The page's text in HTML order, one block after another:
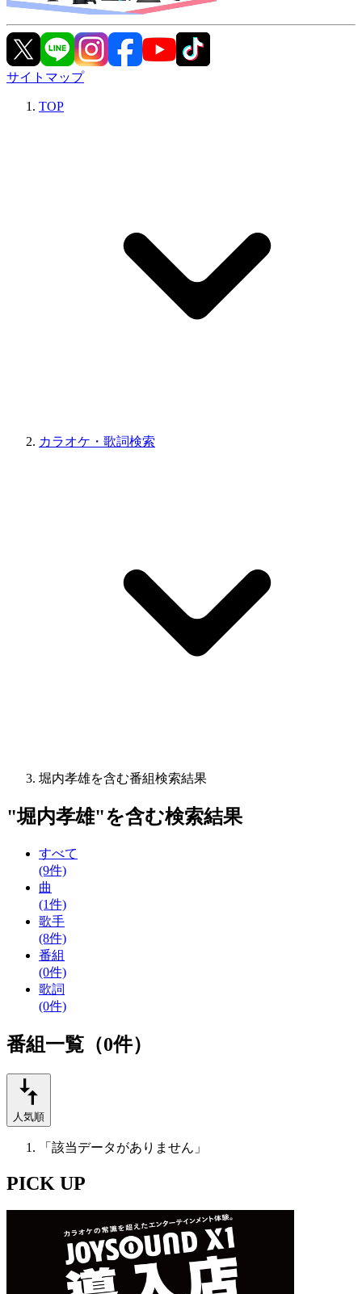
サイトマップ
TOP
カラオケ・歌詞検索
堀内孝雄を含む番組検索結果
"堀内孝雄"を含む検索結果
すべて
(9件)
曲
(1件)
歌手
(8件)
番組
(0件)
歌詞
(0件)
番組一覧（0件）
人気順
「該当データがありません」
PICK UP